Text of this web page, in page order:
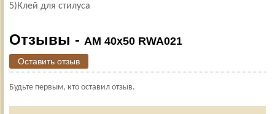
5)Клей для стилуса
Отзывы - AM 40x50 RWA021
Оставить отзыв
Будьте первым, кто оставил отзыв.